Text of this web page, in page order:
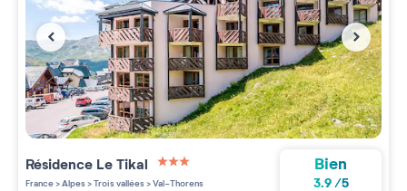
Résidence Le Tikal
3 étoiles sur 5
France>Alpes>Trois vallées>Val-Thorens
Bien
3.9/5